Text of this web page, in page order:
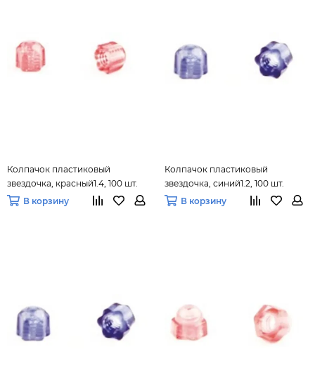
Колпачок пластиковый
звездочка, красный1.4, 100 шт.
В корзину
Колпачок пластиковый
звездочка, синий1.2, 100 шт.
В корзину